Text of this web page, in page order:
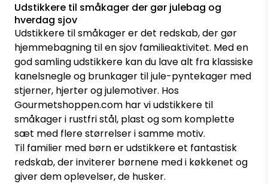
Udstikkere til småkager der gør julebag og
hverdag sjov
Udstikkere til småkager er det redskab, der gør
hjemmebagning til en sjov familieaktivitet. Med en
god samling udstikkere kan du lave alt fra klassiske
kanelsnegle og brunkager til jule-pyntekager med
stjerner, hjerter og julemotiver. Hos
Gourmetshoppen.com har vi udstikkere til
småkager i rustfri stål, plast og som komplette
sæt med flere størrelser i samme motiv.
Til familier med børn er udstikkere et fantastisk
redskab, der inviterer børnene med i køkkenet og
giver dem oplevelser, de husker.